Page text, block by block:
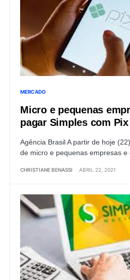
MERCADO
Micro e pequenas
pagar Simples com Pix
Agência Brasil A partir de hoje
de micro e pequenas empresas e
CHRISTIANE BENASSI ABRIL 22, 2021